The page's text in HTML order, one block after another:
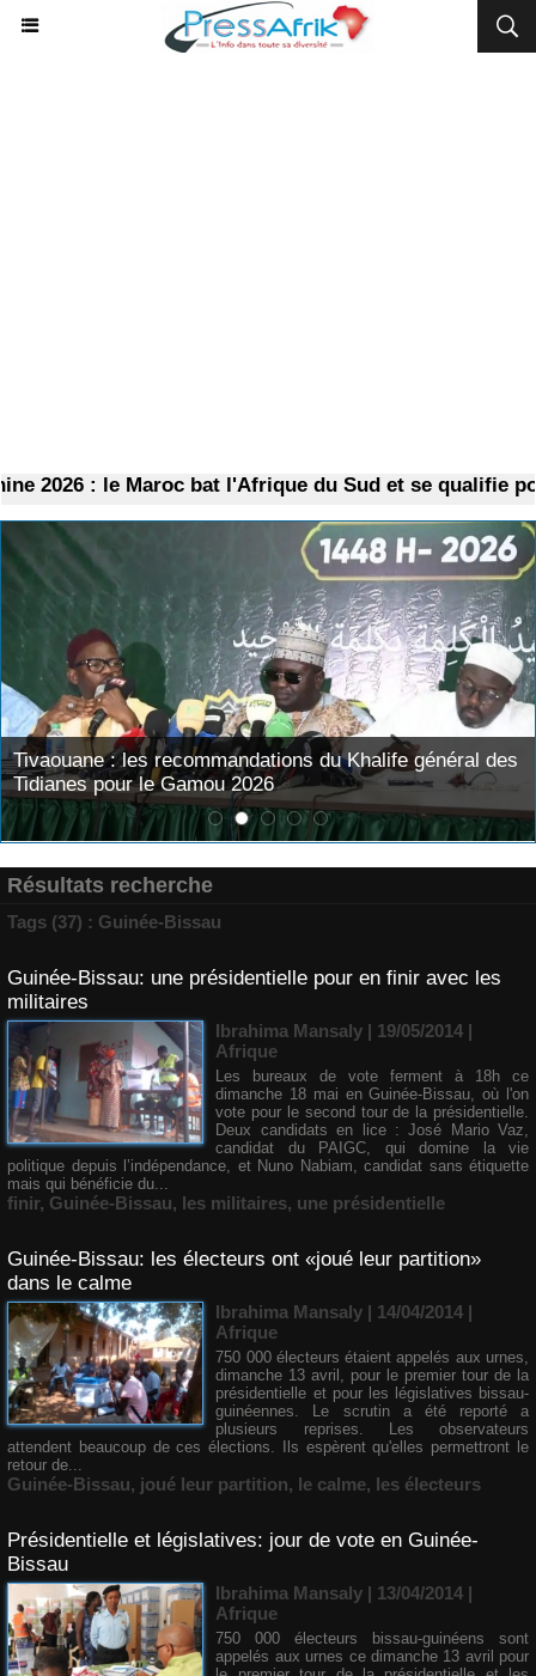
: le Maroc bat l'Afrique du Sud et se qualifie pour les
Tivaouane : les recommandations du Khalife général des
Tidianes pour le Gamou 2026
Résultats recherche
Tags (37) : Guinée-Bissau
Guinée-Bissau: une présidentielle pour en finir avec les
militaires
Ibrahima Mansaly | 19/05/2014 |
Afrique
Les bureaux de vote ferment à 18h ce
dimanche 18 mai en Guinée-Bissau, où l'on
vote pour le second tour de la présidentielle.
Deux candidats en lice : José Mario Vaz,
candidat du PAIGC, qui domine la vie
politique depuis l’indépendance, et Nuno Nabiam, candidat sans étiquette
mais qui bénéficie du...
finir, Guinée-Bissau, les militaires, une présidentielle
Guinée-Bissau: les électeurs ont «joué leur partition»
dans le calme
Ibrahima Mansaly | 14/04/2014 |
Afrique
750 000 électeurs étaient appelés aux urnes,
dimanche 13 avril, pour le premier tour de la
présidentielle et pour les législatives bissau-
guinéennes. Le scrutin a été reporté a
plusieurs reprises. Les observateurs
attendent beaucoup de ces élections. Ils espèrent qu'elles permettront le
retour de...
Guinée-Bissau, joué leur partition, le calme, les électeurs
Présidentielle et législatives: jour de vote en Guinée-
Bissau
Ibrahima Mansaly | 13/04/2014 |
Afrique
750 000 électeurs bissau-guinéens sont
appelés aux urnes ce dimanche 13 avril pour